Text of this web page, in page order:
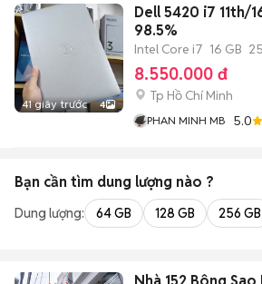
41 giây trước 4
Dell 5420 i7 11th/
98.5%
Intel Core i7 16 GB
8.550.000 đ
Tp Hồ Chí Minh
PHAN MINH MB 5.0
Bạn cần tìm dung lượng nào ?
Dung lượng: 64 GB 128 GB 256 GB